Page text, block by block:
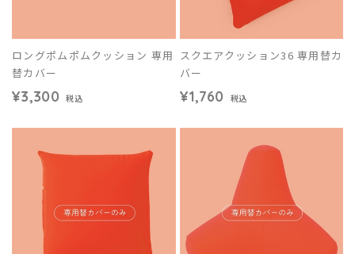
ロングポムポムクッション 専用
替カバー
¥3,300 税込
スクエアクッション36 専用替カ
バー
¥1,760 税込